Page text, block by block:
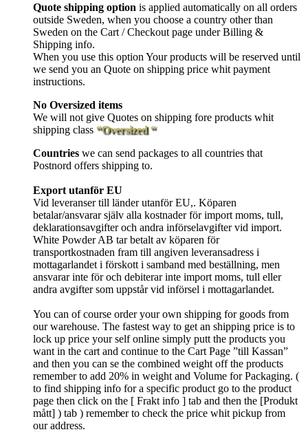
Quote shipping option is applied automatically on all orders
outside Sweden, when you choose a country other than
Sweden on the Cart / Checkout page under Billing &
Shipping info.
When you use this option Your products will be reserved until
we send you an Quote on shipping price whit payment
instructions.
No Oversized items
We will not give Quotes on shipping fore products whit
shipping class “Oversized “
Countries we can send packages to all countries that
Postnord offers shipping to.
Export utanför EU
Vid leveranser till länder utanför EU,. Köparen
betalar/ansvarar själv alla kostnader för import moms, tull,
deklarationsavgifter och andra införselavgifter vid import.
White Powder AB tar betalt av köparen för
transportkostnaden fram till angiven leveransadress i
mottagarlandet i förskott i samband med beställning, men
ansvarar inte för och debiterar inte import moms, tull eller
andra avgifter som uppstår vid införsel i mottagarlandet.
You can of course order your own shipping for goods from
our warehouse. The fastest way to get an shipping price is to
lock up price your self online simply putt the products you
want in the cart and continue to the Cart Page ”till Kassan”
and then you can se the combined weight off the products
remember to add 20% in weight and Volume for Packaging. (
to find shipping info for a specific product go to the product
page then click on the [ Frakt info ] tab and then the [Produkt
mått] ) tab ) rememberto check the price whit pickup from
our address.